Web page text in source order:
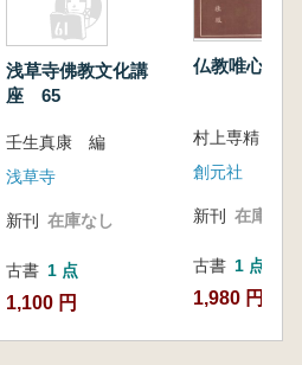
浅草寺佛教文化講
座 65
壬生真康 編
浅草寺
新刊 在庫なし
古書 1 点
1,100 円
仏教唯心論
村上専精 著
創元社
新刊 在庫なし
古書 1 点
1,980 円